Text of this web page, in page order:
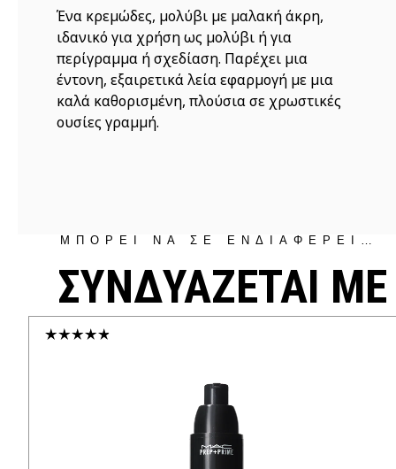
Ένα κρεμώδες, μολύβι με μαλακή άκρη,
ιδανικό για χρήση ως μολύβι ή για
περίγραμμα ή σχεδίαση. Παρέχει μια
έντονη, εξαιρετικά λεία εφαρμογή με μια
καλά καθορισμένη, πλούσια σε χρωστικές
ουσίες γραμμή.
ΜΠΟΡΕΙ ΝΑ ΣΕ ΕΝΔΙΑΦΕΡΕΙ…
ΣΥΝΔΥΑΖΕΤΑΙ ΜΕ